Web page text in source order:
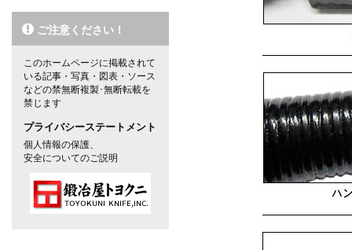
ご注意ください！
このホームページに掲載されて
いる記事・写真・図表・ソース
などの禁無断複製･無断転載を
禁じます
プライバシーステートメント
個人情報の保護、
安全についてのご説明